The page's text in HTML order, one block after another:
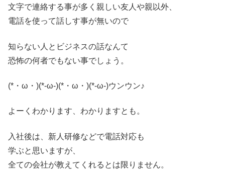
文字で連絡する事が多く親しい友人や親以外、
電話を使って話しす事が無いので
知らない人とビジネスの話なんて
恐怖の何者でもない事でしょう。
(*・ω・)(*-ω-)(*・ω・)(*-ω-)ウンウン♪
よーくわかります、わかりますとも。
入社後は、新人研修などで電話対応も
学ぶと思いますが、
全ての会社が教えてくれるとは限りません。